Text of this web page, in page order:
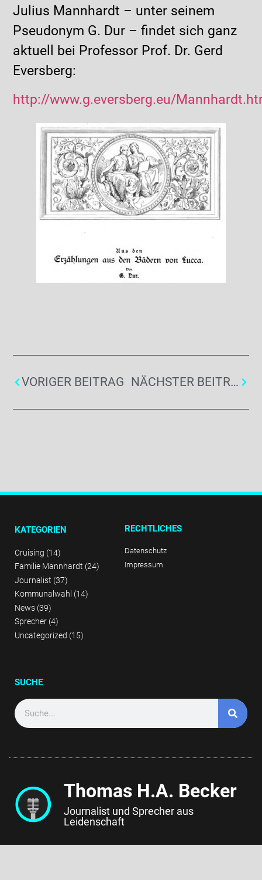
Julius Mannhardt – unter seinem
Pseudonym G. Dur – findet sich ganz
aktuell bei Professor Prof. Dr. Gerd
Eversberg:
http://www.g.eversberg.eu/Mannhardt.
VORIGER BEITRAG NÄCHSTER BEITRAG
KATEGORIEN
Cruising (14)
Familie Mannhardt (24)
Journalist (37)
Kommunalwahl (14)
News (39)
Sprecher (4)
Uncategorized (15)
RECHTLICHES
Datenschutz
Impressum
SUCHE
Thomas H.A. Becker
Journalist und Sprecher aus
Leidenschaft